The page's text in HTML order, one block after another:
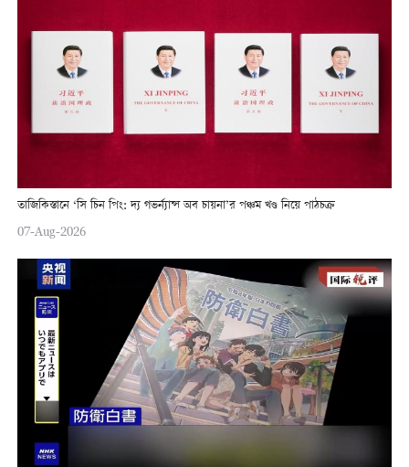
তাজিকিস্তানে ‘সি চিন পিং: দ্য গভর্ন্যান্স অব চায়না’র পঞ্চম খণ্ড নিয়ে পাঠচক্র
07-Aug-2026